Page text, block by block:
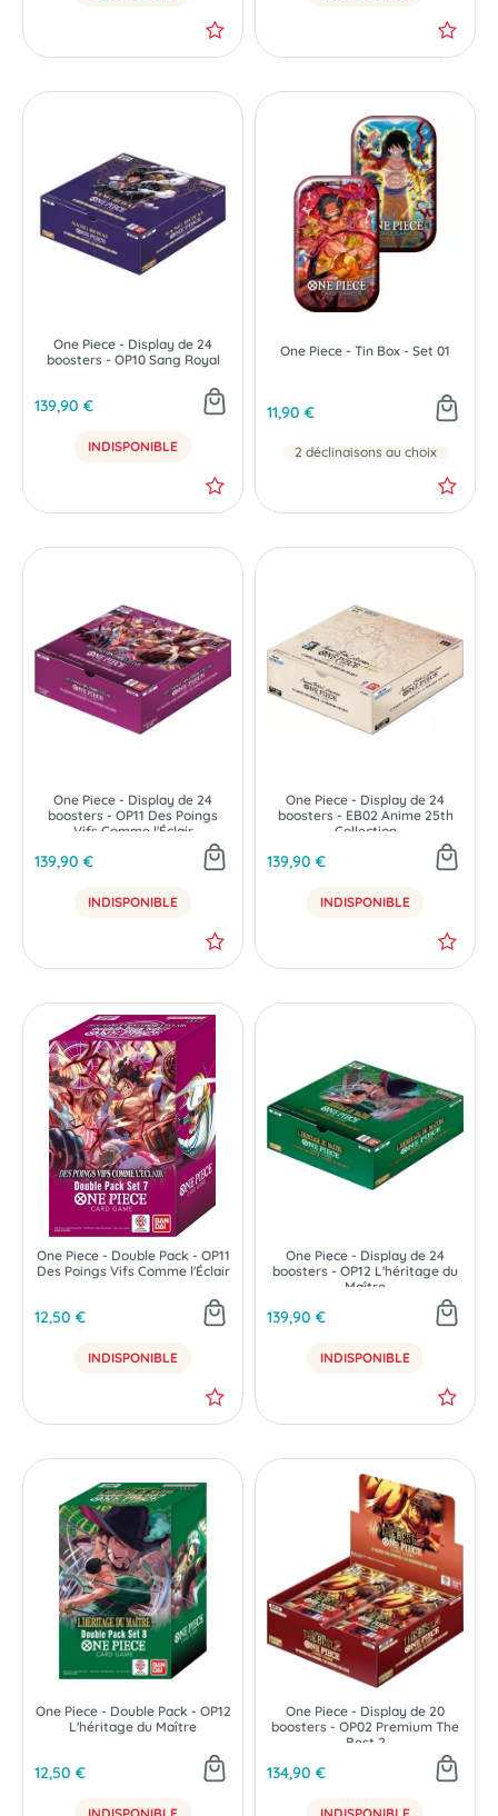
One Piece - Display de 24
boosters - OP10 Sang Royal
139,90 €
INDISPONIBLE
One Piece - Tin Box - Set 01
11,90 €
2 déclinaisons au choix
One Piece - Display de 24
boosters - OP11 Des Poings
Vifs Comme l'Éclair
139,90 €
INDISPONIBLE
One Piece - Display de 24
boosters - EB02 Anime 25th
Collection
139,90 €
INDISPONIBLE
One Piece - Double Pack - OP11
Des Poings Vifs Comme l'Éclair
12,50 €
INDISPONIBLE
One Piece - Display de 24
boosters - OP12 L'héritage du
Maître
139,90 €
INDISPONIBLE
One Piece - Double Pack - OP12
L'héritage du Maître
12,50 €
INDISPONIBLE
One Piece - Display de 20
boosters - OP02 Premium The
Best 2
134,90 €
INDISPONIBLE